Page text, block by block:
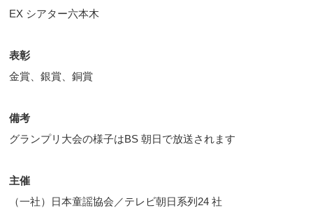
EX シアター六本木
表彰
金賞、銀賞、銅賞
備考
グランプリ大会の様子はBS 朝日で放送されます
主催
（一社）日本童謡協会／テレビ朝日系列24 社